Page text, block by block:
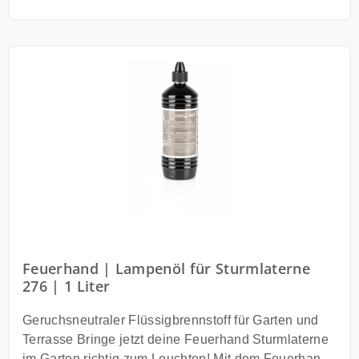
Feuerhand | Lampenöl für Sturmlaterne
276 | 1 Liter
Geruchsneutraler Flüssigbrennstoff für Garten und
Terrasse Bringe jetzt deine Feuerhand Sturmlaterne